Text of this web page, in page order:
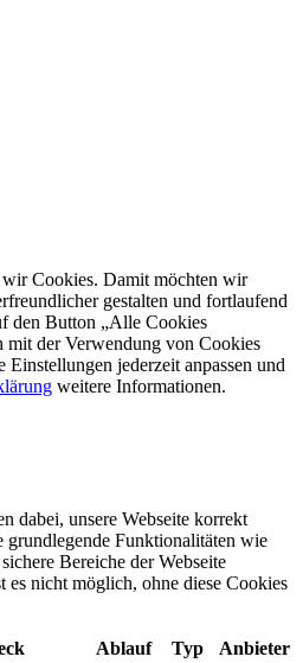
Cookies. Damit möchten wir
gestalten und fortlaufend
den Button „Alle Cookies
mit der Verwendung von Cookies
Einstellungen jederzeit anpassen und
weitere Informationen.
dabei, unsere Webseite korrekt
grundlegende Funktionalitäten wie
Bereiche der Webseite
es nicht möglich, ohne diese Cookies
Ablauf Typ Anbieter